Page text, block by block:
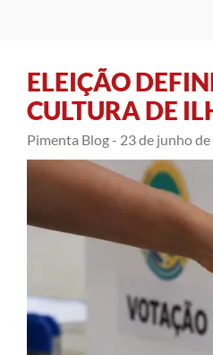
ELEIÇÃO
CULTURA DE
Pimenta Blog - 23 de junho